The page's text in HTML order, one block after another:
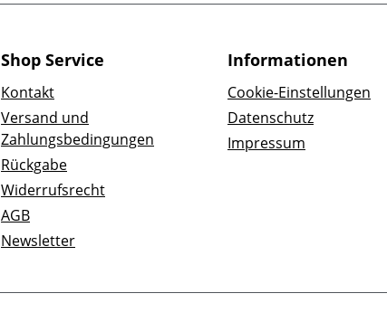
Shop Service
Kontakt
Versand und
Zahlungsbedingungen
Rückgabe
Widerrufsrecht
AGB
Newsletter
Informationen
Cookie-Einstellungen
Datenschutz
Impressum